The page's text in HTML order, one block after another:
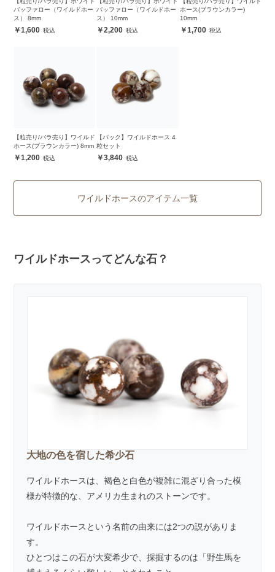
バッファロー（ワイルドホー
ス） 8mm
1,600
バッファロー（ワイルドホー
ス） 10mm
2,200
ホース(ブラウンカラー)
10mm
1,700
【粒売り/バラ売り】ワイルド
ホース(ブラウンカラー) 8mm
1,200
【パック】ワイルドホース 4
粒セット
3,840
ワイルドホースのアイテム一覧
ワイルドホースってどんな石？
大地の色を宿した希少石
ワイルドホースは、褐色と白色が複雑に混ざり合った模
様が特徴的な、アメリカ生まれのストーンです。
ワイルドホースという名前の由来には2つの説がありま
す。
ひとつはこの石が大変希少で、採掘するのは「野生馬を